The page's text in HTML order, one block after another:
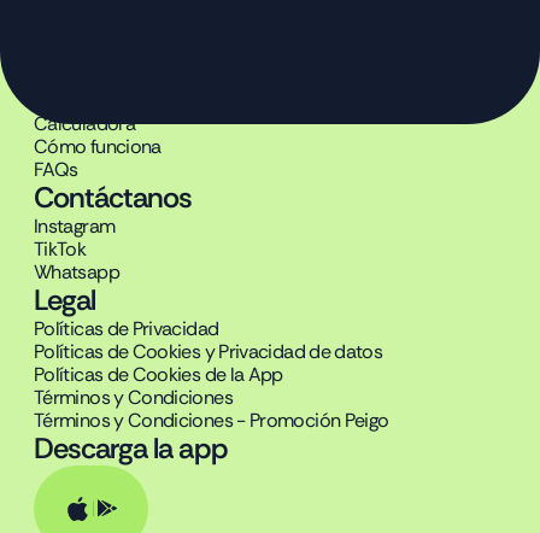
Calculadora
Cómo funciona
FAQs
Contáctanos
Instagram
TikTok
Whatsapp
Legal
Políticas de Privacidad
Políticas de Cookies y Privacidad de datos
Políticas de Cookies de la App
Términos y Condiciones
Términos y Condiciones - Promoción Peigo
Descarga la app